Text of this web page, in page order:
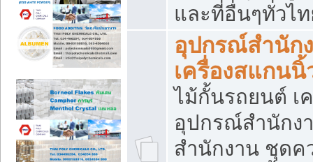
และที่อื่นๆทั่วไ
อุปกรณ์สำนัก
เครื่องสแกนนิ้
ไม้กั้นรถยนต์ เ
อุปกรณ์สำนักง
สำนักงาน ชุดค